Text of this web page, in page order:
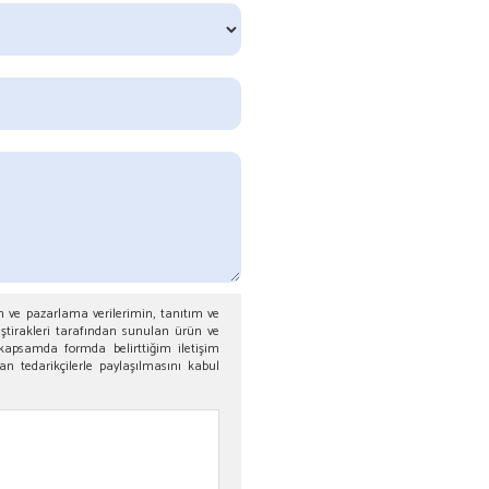
pazarlama verilerimin, tanıtım ve
iştirakleri tarafından sunulan ürün ve
formda belirttiğim iletişim
paylaşılmasını kabul